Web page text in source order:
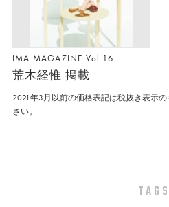
IMA MAGAZINE Vol.16
荒木経惟 掲載
2021年3月以前の価格表記は税抜き表示
さい。
TAGS